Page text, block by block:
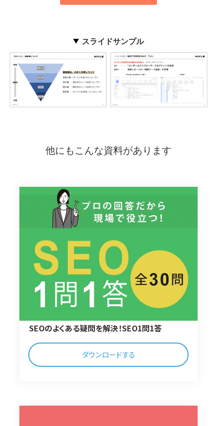
スライドサンプル
他にもこんな資料があります
SEOのよくある疑問を解決！SEO1問1答
ダウンロードする